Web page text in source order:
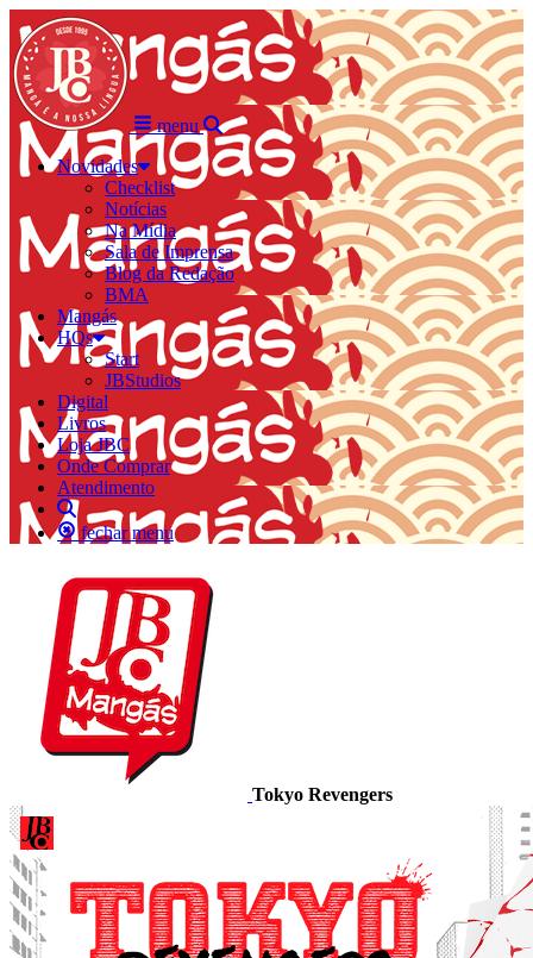
menu
Novidades
Checklist
Notícias
Na Mídia
Sala de Imprensa
Blog da Redação
BMA
Mangás
HQs
Start
JBStudios
Digital
Livros
Loja JBC
Onde Comprar
Atendimento
fechar menu
Tokyo Revengers